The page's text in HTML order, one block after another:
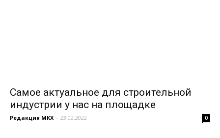
Самое актуальное для строительной
индустрии у нас на площадке
Редакция МКХ - 23.02.2022 0